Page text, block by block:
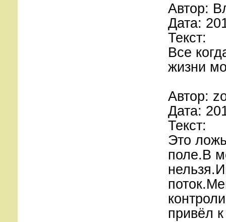
Автор:
Дата:
Текст:
Все
жизни
Автор:
Дата:
Текст:
Это
поле.В
привёл